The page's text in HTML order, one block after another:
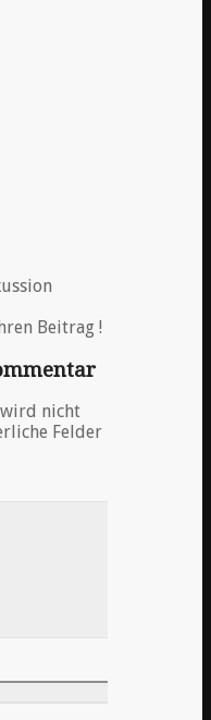
Beitrag !
wird nicht
Felder